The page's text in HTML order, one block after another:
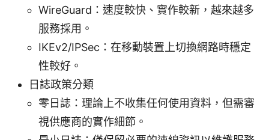
WireGuard：速度較快、實作較新，越來越多
服務採用。
IKEv2/IPSec：在移動裝置上切換網路時穩定
性較好。
日誌政策分類
零日誌：理論上不收集任何使用資料，但需審
視供應商的實作細節。